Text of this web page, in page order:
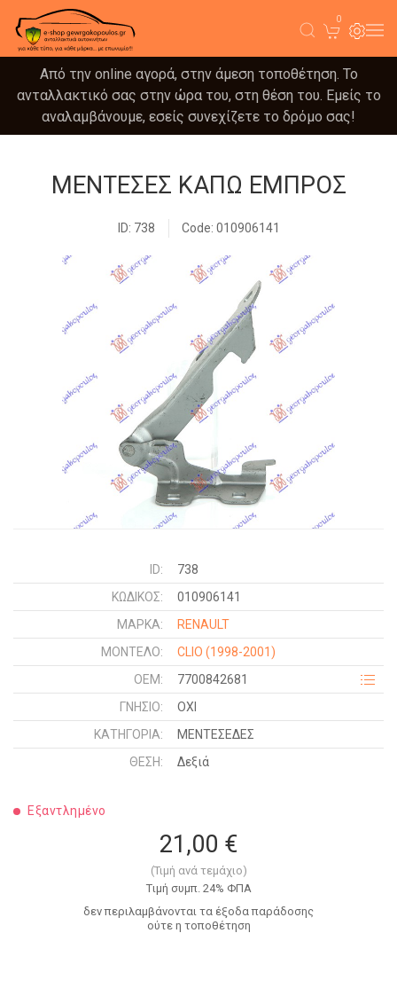
0
Από την online αγορά, στην άμεση τοποθέτηση. Το
ανταλλακτικό σας στην ώρα του, στη θέση του. Εμείς το
αναλαμβάνουμε, εσείς συνεχίζετε το δρόμο σας!
ΜΕΝΤΕΣΕΣ ΚΑΠΩ ΕΜΠΡΟΣ
ID: 738 Code: 010906141
ID:
738
ΚΩΔΙΚΌΣ:
010906141
ΜΑΡΚΑ:
RENAULT
ΜΟΝΤΕΛΟ:
CLIO (1998-2001)
OEM:
7700842681
ΓΝΉΣΙΟ:
ΟΧΙ
ΚΑΤΗΓΟΡΊΑ:
ΜΕΝΤΕΣΕΔΕΣ
ΘΈΣΗ:
Δεξιά
Εξαντλημένο
21,00 €
(Τιμή ανά τεμάχιο)
Tιμή συμπ. 24% ΦΠΑ
δεν περιλαμβάνονται τα έξοδα παράδοσης
ούτε η τοποθέτηση